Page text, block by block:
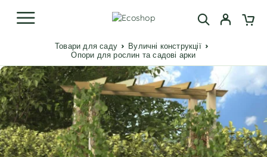
Товари для саду
Вуличні конструкції
Опори для рослин та садові арки